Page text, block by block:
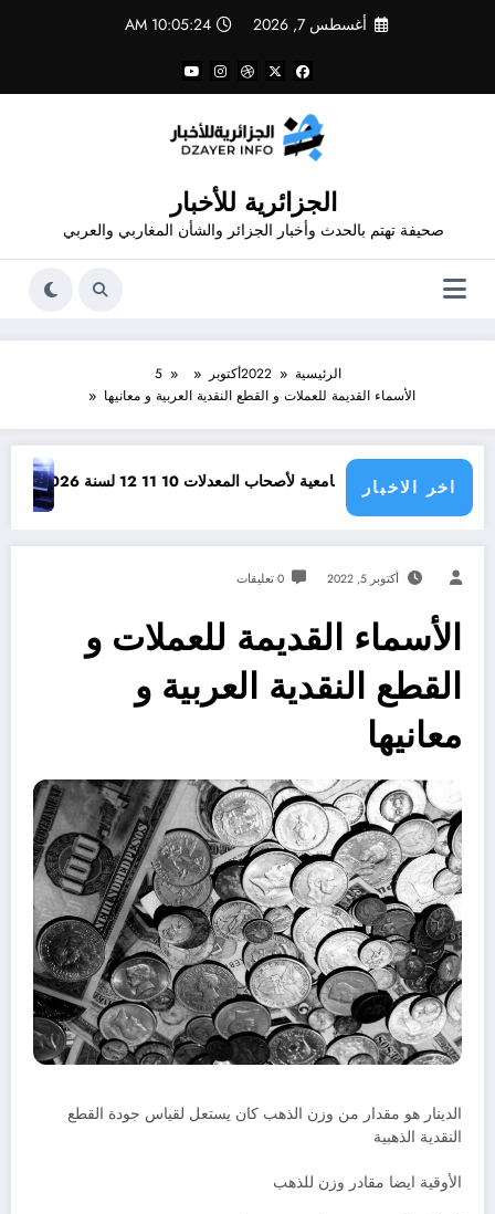
أغسطس 7, 2026 10:05:24 AM
الجزائرية للأخبار
صحيفة تهتم بالحدث وأخبار الجزائر والشأن المغاربي والعربي
الرئيسية 2022أكتوبر
5
الأسماء القديمة للعملات و القطع النقدية العربية و معانيها
اخر الاخبار
الجامعية لأصحاب المعدلات 10 11 12 لسنة 2026 وظائف مفتوحة للحاصلين على
أكتوبر 5, 2022 0 تعليقات
الأسماء القديمة للعملات و
القطع النقدية العربية و
معانيها
الدينار هو مقدار من وزن الذهب كان يستعل لقياس جودة القطع
النقدية الذهبية
الأوقية ايضا مقادر وزن للذهب